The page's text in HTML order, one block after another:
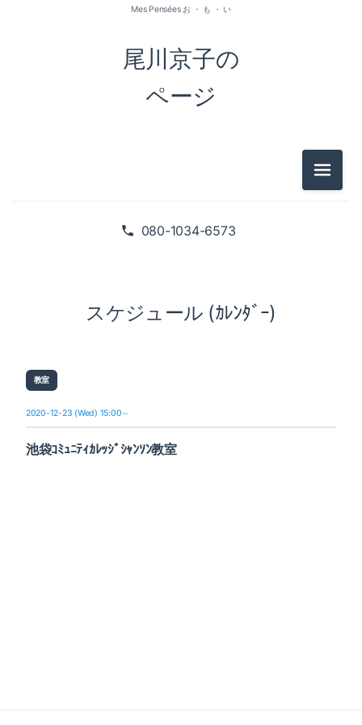
080-1034-6573
尾川京子の
ページ
Mes Pensées お ・ も ・ い
メニュ
スケジュール (ｶﾚﾝﾀﾞｰ)
教室
2020-12-23 (Wed) 15:00～
池袋ｺﾐｭﾆﾃｨｶﾚｯｼﾞｼｬﾝｿﾝ教室